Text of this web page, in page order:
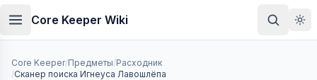
Core Keeper Wiki
Core Keeper/Предметы/Расходник
/Сканер поиска Игнеуса Лавошлёпа